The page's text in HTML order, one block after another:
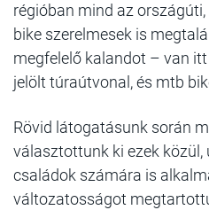
régióban mind az
bike szerelmesek is
megfelelő kalandot – van
jelölt túraútvonal, és mtb
Rövid látogatásunk során
választottunk ki ezek közül,
családok számára is
változatosságot